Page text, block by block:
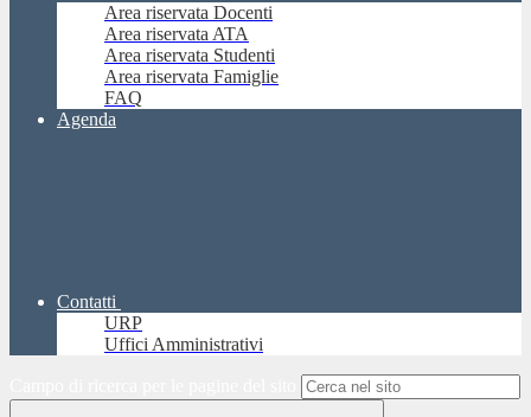
Area riservata Docenti
Area riservata ATA
Area riservata Studenti
Area riservata Famiglie
FAQ
Agenda
Contatti
URP
Uffici Amministrativi